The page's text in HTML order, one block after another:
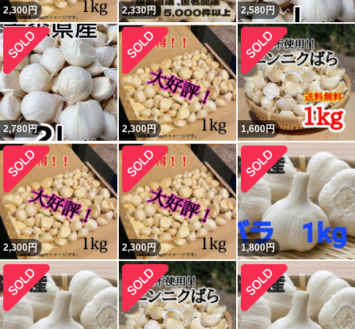
2,300円 2,330円 2,580円
2,780円 2,300円 1,600円
2,300円 2,300円 1,800円